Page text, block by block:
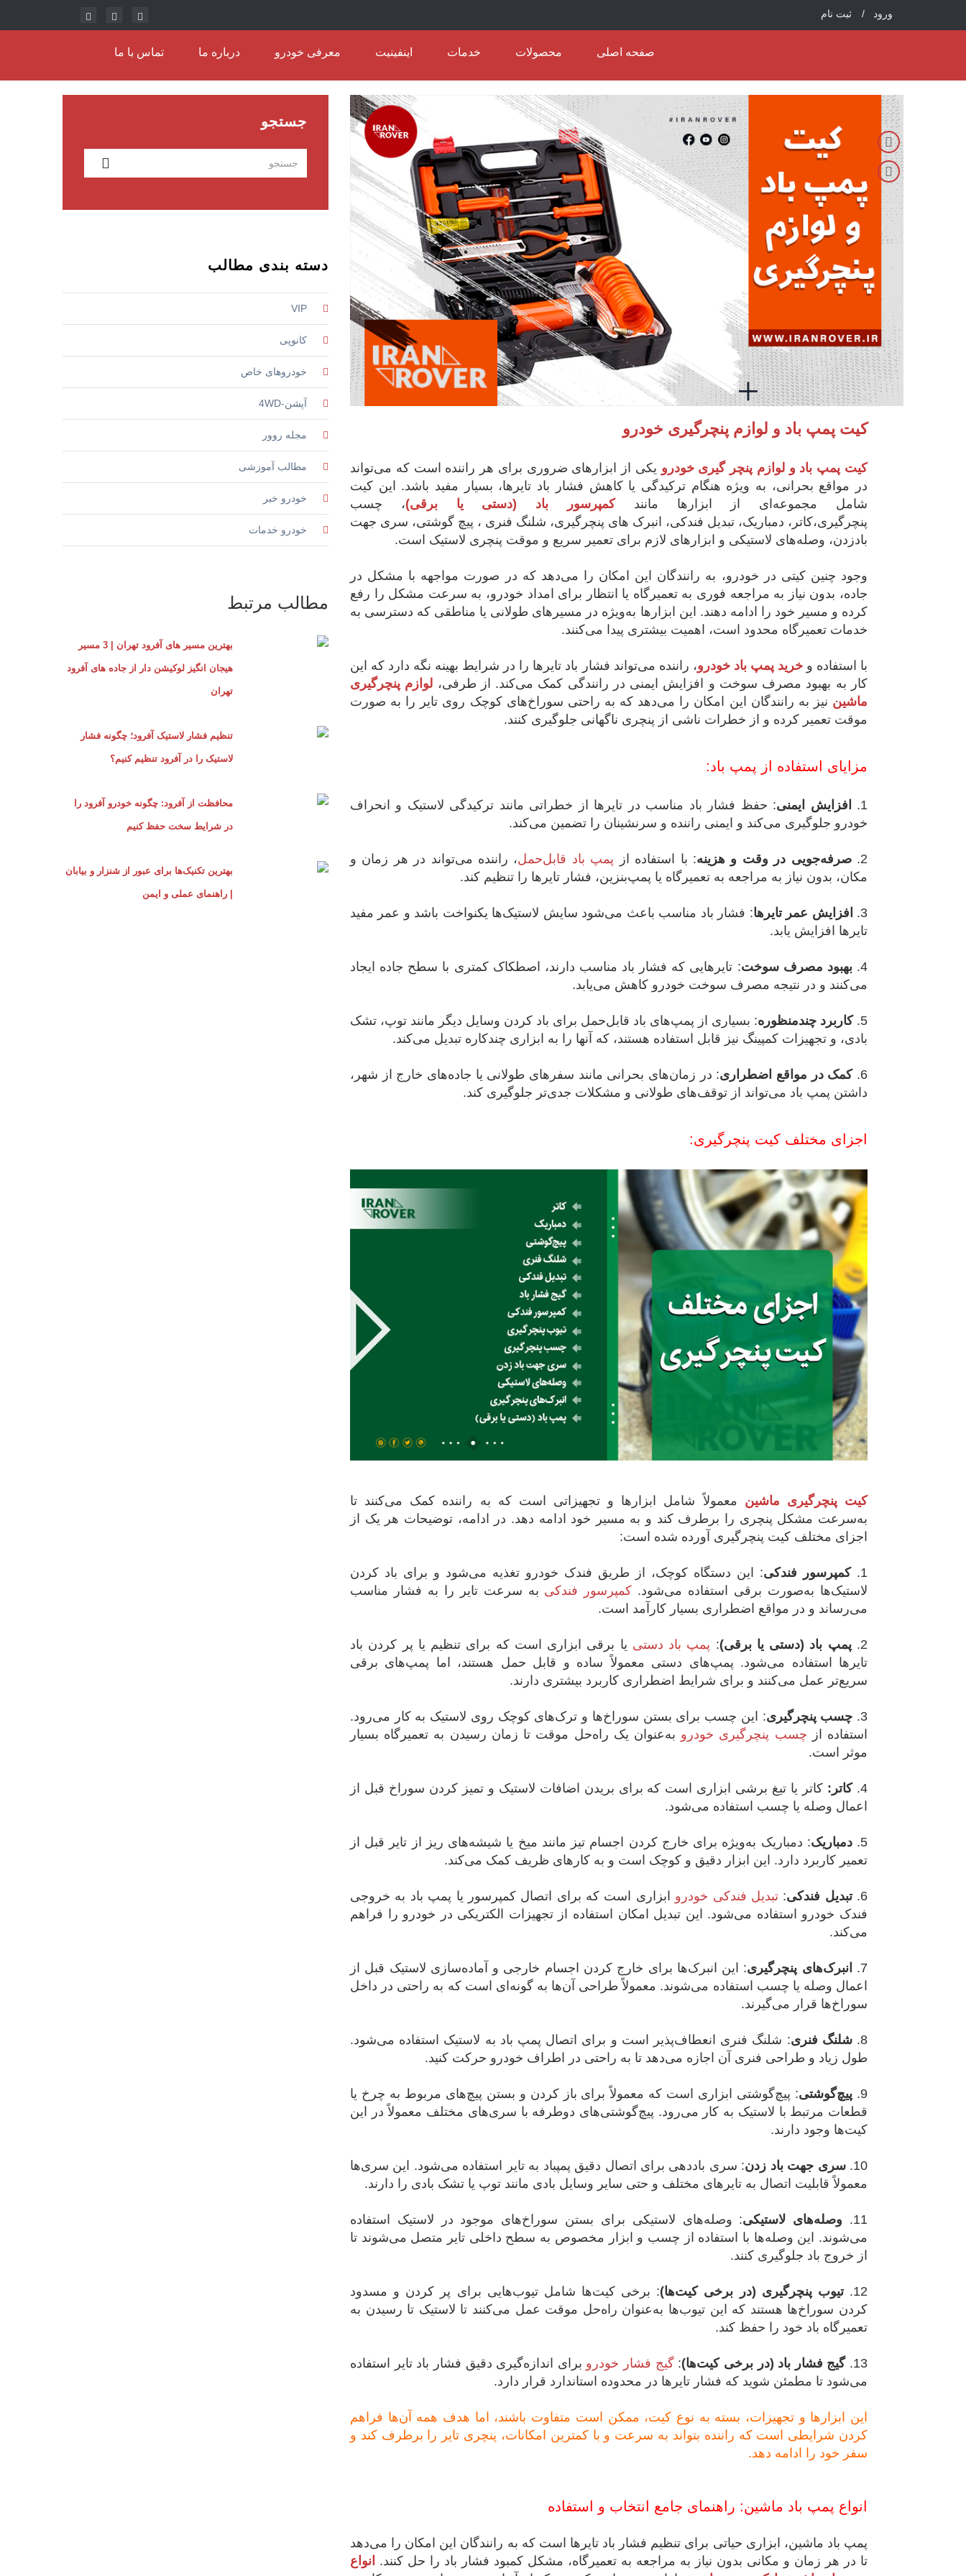
ورود / ثبت نام
صفحه اصلی محصولات خدمات اینفینیت معرفی خودرو درباره ما تماس با ما
کیت پمپ باد و لوازم پنچرگیری خودرو
کیت پمپ باد و لوازم پنچر گیری خودرو یکی از ابزارهای ضروری برای هر راننده است که می‌تواند
در مواقع بحرانی، به ویژه هنگام ترکیدگی یا کاهش فشار باد تایرها، بسیار مفید باشد. این کیت
شامل مجموعه‌ای از ابزارها مانندکمپرسور باد (دستی یا برقی)، چسب
پنچرگیری،کاتر، دمباریک، تبدیل فندکی، انبرک های پنچرگیری، شلنگ فنری ، پیچ گوشتی، سری جهت
بادزدن، وصله‌های لاستیکی و ابزارهای لازم برای تعمیر سریع و موقت پنچری لاستیک است.
وجود چنین کیتی در خودرو، به رانندگان این امکان را می‌دهد که در صورت مواجهه با مشکل در
جاده، بدون نیاز به مراجعه فوری به تعمیرگاه یا انتظار برای امداد خودرو، به سرعت مشکل را رفع
کرده و مسیر خود را ادامه دهند. این ابزارها به‌ویژه در مسیرهای طولانی یا مناطقی که دسترسی به
خدمات تعمیرگاه محدود است، اهمیت بیشتری پیدا می‌کنند.
با استفاده وخرید پمپ باد خودرو، راننده می‌تواند فشار باد تایرها را در شرایط بهینه نگه دارد که این
کار به بهبود مصرف سوخت و افزایش ایمنی در رانندگی کمک می‌کند. از طرفی، لوازم پنچرگیری
ماشین نیز به رانندگان این امکان را می‌دهد که به راحتی سوراخ‌های کوچک روی تایر را به صورت
موقت تعمیر کرده و از خطرات ناشی از پنچری ناگهانی جلوگیری کنند.
مزایای استفاده از پمپ باد:
1. افزایش ایمنی: حفظ فشار باد مناسب در
تایرها از خطراتی مانند ترکیدگی لاستیک و انحراف
خودرو جلوگیری می‌کند و ایمنی راننده و سرنشینان را تضمین می‌کند.
2. صرفه‌جویی در وقت و هزینه: با استفاده از پمپ باد قابل‌حمل، راننده می‌تواند در هر زمان و
مکان، بدون نیاز به مراجعه به تعمیرگاه یا پمپ‌بنزین، فشار تایرها را تنظیم کند.
3. افزایش عمر تایرها: فشار باد مناسب باعث می‌شود سایش لاستیک‌ها یکنواخت باشد و عمر مفید
تایرها افزایش یابد.
4. بهبود مصرف سوخت: تایرهایی که فشار باد مناسب دارند، اصطکاک کمتری با سطح جاده ایجاد
می‌کنند و در نتیجه مصرف سوخت خودرو کاهش می‌یابد.
5. کاربرد چندمنظوره: بسیاری از پمپ‌های باد قابل‌حمل برای باد کردن وسایل دیگر مانند توپ، تشک
بادی، و تجهیزات کمپینگ نیز قابل استفاده هستند، که آنها را به ابزاری چندکاره تبدیل می‌کند.
6. کمک در مواقع اضطراری: در زمان‌های بحرانی مانند سفرهای طولانی یا جاده‌های خارج از شهر،
داشتن پمپ باد می‌تواند از توقف‌های طولانی و مشکلات جدی‌تر جلوگیری کند.
اجزای مختلف کیت پنچرگیری:
کیت پنچرگیری ماشین معمولاً شامل ابزارها و تجهیزاتی است که به راننده کمک می‌کنند تا
به‌سرعت مشکل پنچری را برطرف کند و به مسیر خود ادامه دهد. در ادامه، توضیحات هر یک از
اجزای مختلف کیت پنچرگیری آورده شده است:
1. کمپرسور فندکی:
این دستگاه کوچک، از طریق فندک خودرو تغذیه می‌شود و برای باد کردن
لاستیک‌ها به‌صورت برقی استفاده می‌شود. کمپرسور فندکی به سرعت تایر را به فشار مناسب
می‌رساند و در مواقع اضطراری بسیار کارآمد است.
2. پمپ باد (دستی یا برقی): پمپ باد دستی یا برقی ابزاری است که برای تنظیم یا پر کردن باد
تایرها استفاده می‌شود. پمپ‌های دستی معمولاً ساده و قابل حمل هستند، اما پمپ‌های برقی
سریع‌تر عمل می‌کنند و برای شرایط اضطراری کاربرد بیشتری دارند.
3. چسب پنچرگیری:
این چسب برای بستن سوراخ‌ها و ترک‌های کوچک روی لاستیک به کار می‌رود.
استفاده از چسب پنچرگیری خودرو به‌عنوان یک راه‌حل موقت تا زمان رسیدن به تعمیرگاه بسیار
موثر است.
4. کاتر: کاتر یا تیغ برشی ابزاری است که برای بریدن اضافات لاستیک و تمیز کردن سوراخ قبل از
اعمال وصله یا چسب استفاده می‌شود.
5. دمباریک: دمباریک به‌ویژه برای خارج کردن اجسام تیز مانند میخ یا شیشه‌های ریز از تایر قبل از
تعمیر کاربرد دارد. این ابزار دقیق و کوچک است و به کارهای ظریف کمک می‌کند.
6. تبدیل فندکی:تبدیل فندکی خودرو ابزاری است که برای اتصال کمپرسور یا پمپ باد به خروجی
فندک خودرو استفاده می‌شود. این تبدیل امکان استفاده از تجهیزات الکتریکی در خودرو را فراهم
می‌کند.
7. انبرک‌های پنچرگیری:
این انبرک‌ها برای خارج کردن اجسام خارجی و آماده‌سازی لاستیک قبل از
اعمال وصله یا چسب استفاده می‌شوند. معمولاً طراحی آن‌ها به گونه‌ای است که به راحتی در داخل
سوراخ‌ها قرار می‌گیرند.
8. شلنگ فنری: شلنگ فنری انعطاف‌پذیر است و برای اتصال پمپ باد به لاستیک استفاده می‌شود.
طول زیاد و طراحی فنری آن اجازه می‌دهد تا به راحتی در اطراف خودرو حرکت کنید.
9. پیچ‌گوشتی: پیچ‌گوشتی ابزاری است که معمولاً برای باز کردن و بستن پیچ‌های مربوط به چرخ یا
قطعات مرتبط با لاستیک به کار می‌رود. پیچ‌گوشتی‌های دوطرفه با سری‌های مختلف معمولاً در این
کیت‌ها وجود دارند.
10. سری جهت باد زدن: سری باددهی برای اتصال دقیق پمپباد به تایر استفاده می‌شود. این سری‌ها
معمولاً قابلیت اتصال به تایرهای مختلف و حتی سایر وسایل بادی مانند توپ یا تشک بادی را دارند.
11. وصله‌های لاستیکی: وصله‌های لاستیکی برای بستن سوراخ‌های موجود در لاستیک استفاده
می‌شوند. این وصله‌ها با استفاده از چسب و ابزار مخصوص به سطح داخلی تایر متصل می‌شوند تا
از خروج باد جلوگیری کنند.
12. تیوب پنچرگیری (در برخی کیت‌ها): برخی کیت‌ها شامل تیوب‌هایی برای پر کردن و مسدود
کردن سوراخ‌ها هستند که این تیوب‌ها به‌عنوان راه‌حل موقت عمل می‌کنند تا لاستیک تا رسیدن به
تعمیرگاه باد خود را حفظ کند.
13. گیج فشار باد (در برخی کیت‌ها):گیج فشار خودرو برای اندازه‌گیری دقیق فشار باد تایر استفاده
می‌شود تا مطمئن شوید که فشار تایرها در محدوده استاندارد قرار دارد.
این ابزارها و تجهیزات، بسته به نوع کیت، ممکن است متفاوت باشند، اما هدف همه آن‌ها فراهم
کردن شرایطی است که راننده بتواند به سرعت و با کمترین امکانات، پنچری تایر را برطرف کند و
سفر خود را ادامه دهد.
انواع پمپ باد ماشین: راهنمای جامع انتخاب و استفاده
پمپ باد ماشین، ابزاری حیاتی برای تنظیم فشار باد تایرها است که به رانندگان این امکان را می‌دهد
تا در هر زمان و مکانی بدون نیاز به مراجعه به تعمیرگاه، مشکل کمبود فشار باد را حل کنند. انواع
جستجو
دسته بندی مطالب
VIP
کانوپی
خودروهای خاص
آپشن-4WD
مجله روور
مطالب آموزشی
خودرو خبر
خودرو خدمات
مطالب مرتبط
بهترین مسیر های آفرود تهران | 3 مسیر
هیجان‌ انگیز لوکیشن‌ دار از جاده ‌های آفرود
تهران
تنظیم فشار لاستیک آفرود؛ چگونه فشار
لاستیک را در آفرود تنظیم کنیم؟
محافظت از آفرود: چگونه خودرو آفرود را
در شرایط سخت حفظ کنیم
بهترین تکنیک‌ها برای عبور از شنزار و بیابان
| راهنمای عملی و ایمن